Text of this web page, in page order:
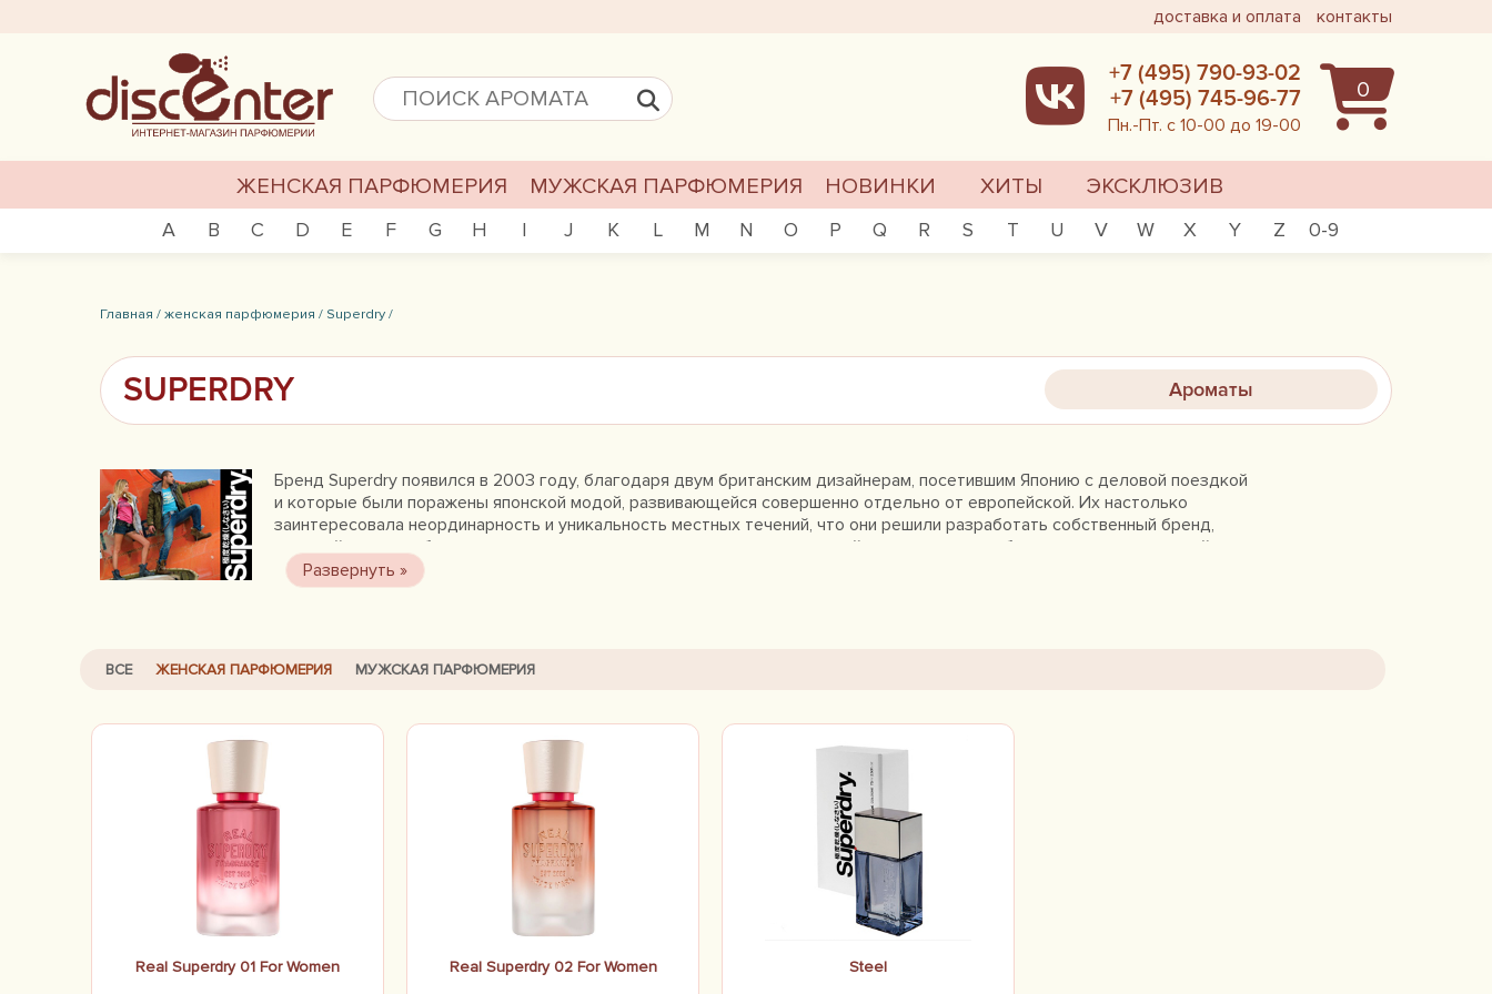
доставка и оплата контакты
0
+7 (495) 790-93-02
+7 (495) 745-96-77
Пн.-Пт. с 10-00 до 19-00
ЖЕНСКАЯ ПАРФЮМЕРИЯ МУЖСКАЯ ПАРФЮМЕРИЯ НОВИНКИ ХИТЫ ЭКСКЛЮЗИВ
A B C D E F G H I J K L M N O P Q R S T U V W X Y Z 0-9
Главная /женская парфюмерия / Superdry /
SUPERDRY Ароматы
Бренд Superdry появился в 2003 году, благодаря двум британским дизайнерам, посетившим Японию с деловой поездкой
и которые были поражены японской модой, развивающейся совершенно отдельно от европейской. Их настолько
заинтересовала неординарность и уникальность местных течений, что они решили разработать собственный бренд,
который сможет объединить лучшие традиции американского и европейского стиля и необычное влияние японской
моды, способной привнести явную новизну во все новые начинания дизайнеров. Сегодня, кроме одежды, торговый дом
занимается производством элитных духов.
ВСЕ ЖЕНСКАЯ ПАРФЮМЕРИЯ МУЖСКАЯ ПАРФЮМЕРИЯ
Real Superdry 01 For Women Real Superdry 02 For Women Steel